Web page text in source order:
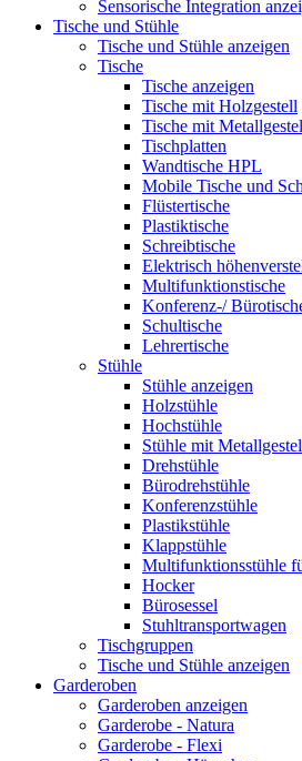
Sensorische Integration
Tische und Stühle
Tische und Stühle anzeigen
Tische
Tische anzeigen
Tische mit Holzgestell
Tische mit
Tischplatten
Wandtische HPL
Mobile Tische und
Flüstertische
Plastiktische
Schreibtische
Elektrisch
Multifunktionstische
Konferenz-/
Schultische
Lehrertische
Stühle
Stühle anzeigen
Holzstühle
Hochstühle
Stühle mit
Drehstühle
Bürodrehstühle
Konferenzstühle
Plastikstühle
Klappstühle
Multifunktionsstühle
Hocker
Bürosessel
Stuhltransportwagen
Tischgruppen
Tische und Stühle anzeigen
Garderoben
Garderoben anzeigen
Garderobe - Natura
Garderobe - Flexi